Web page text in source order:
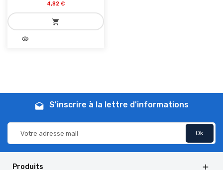
4,82 €
shopping_cart
add_shopping_cartvisibility
drafts S'inscrire à la lettre d'informations
Produits 